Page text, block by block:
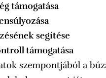
támogatása
segítése
támogatása
szempontjából a